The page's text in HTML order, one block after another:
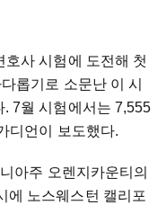
사 시험에 도전해 첫
롭기로 소문난 이 시
7월 시험에서는 7,555
디언이 보도했다.
아주 오렌지카운티의
에 노스웨스턴 캘리포